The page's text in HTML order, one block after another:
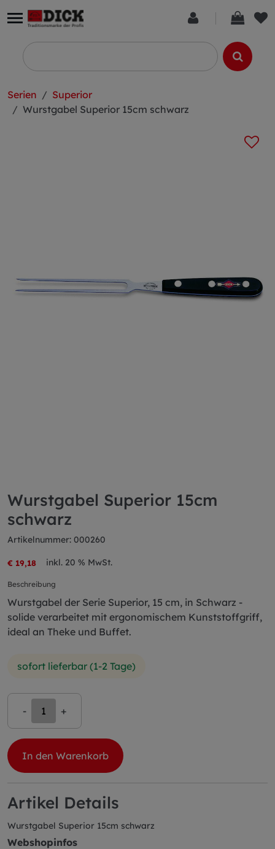
Serien
Superior
Wurstgabel Superior 15cm schwarz
Wurstgabel Superior 15cm
schwarz
Artikelnummer: 000260
€ 19,18 inkl. 20 % MwSt.
Beschreibung
Wurstgabel der Serie Superior, 15 cm, in Schwarz -
solide verarbeitet mit ergonomischem Kunststoffgriff,
ideal an Theke und Buffet.
sofort lieferbar (1-2 Tage)
- +
In den Warenkorb
Artikel Details
Wurstgabel Superior 15cm schwarz
Webshopinfos